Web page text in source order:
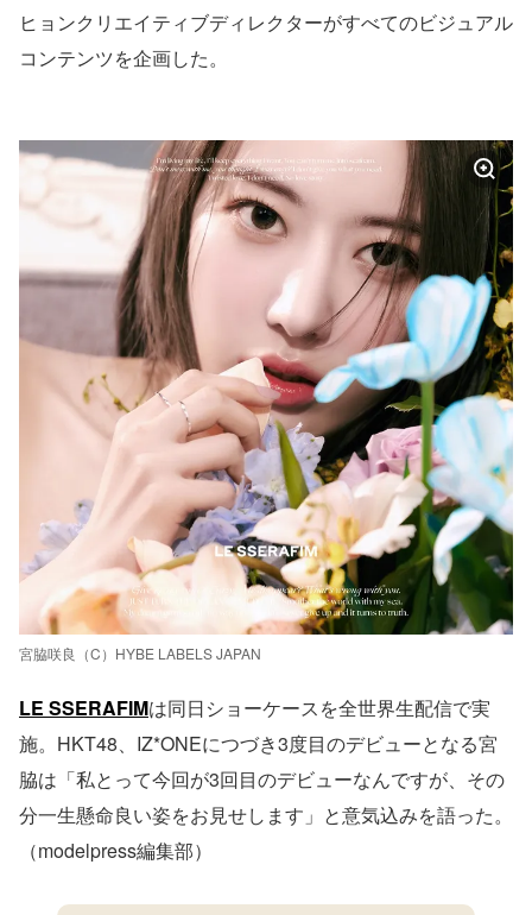
ヒョンクリエイティブディレクターがすべてのビジュアル
コンテンツを企画した。
宮脇咲良（C）HYBE LABELS JAPAN
LE SSERAFIMは同日ショーケースを全世界生配信で実
施。HKT48、IZ*ONEにつづき3度目のデビューとなる宮
脇は「私とって今回が3回目のデビューなんですが、その
分一生懸命良い姿をお見せします」と意気込みを語った。
（modelpress編集部）